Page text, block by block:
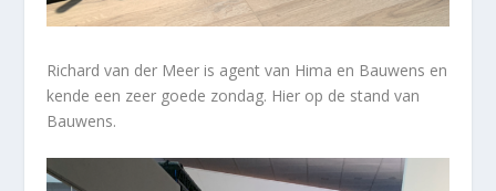
Richard van der Meer is agent van Hima en Bauwens en
kende een zeer goede zondag. Hier op de stand van
Bauwens.